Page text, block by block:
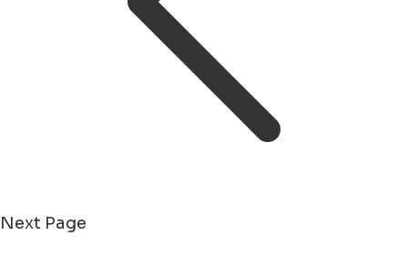
Next Page